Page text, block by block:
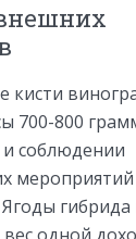
кисти
700-800
соблюдении
Ягоды